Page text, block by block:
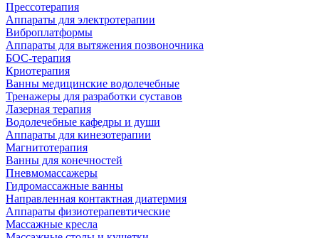
Прессотерапия
Аппараты для электротерапии
Виброплатформы
Аппараты для вытяжения позвоночника
БОС-терапия
Криотерапия
Ванны медицинские водолечебные
Тренажеры для разработки суставов
Лазерная терапия
Водолечебные кафедры и души
Аппараты для кинезотерапии
Магнитотерапия
Ванны для конечностей
Пневмомассажеры
Гидромассажные ванны
Направленная контактная диатермия
Аппараты физиотерапевтические
Массажные кресла